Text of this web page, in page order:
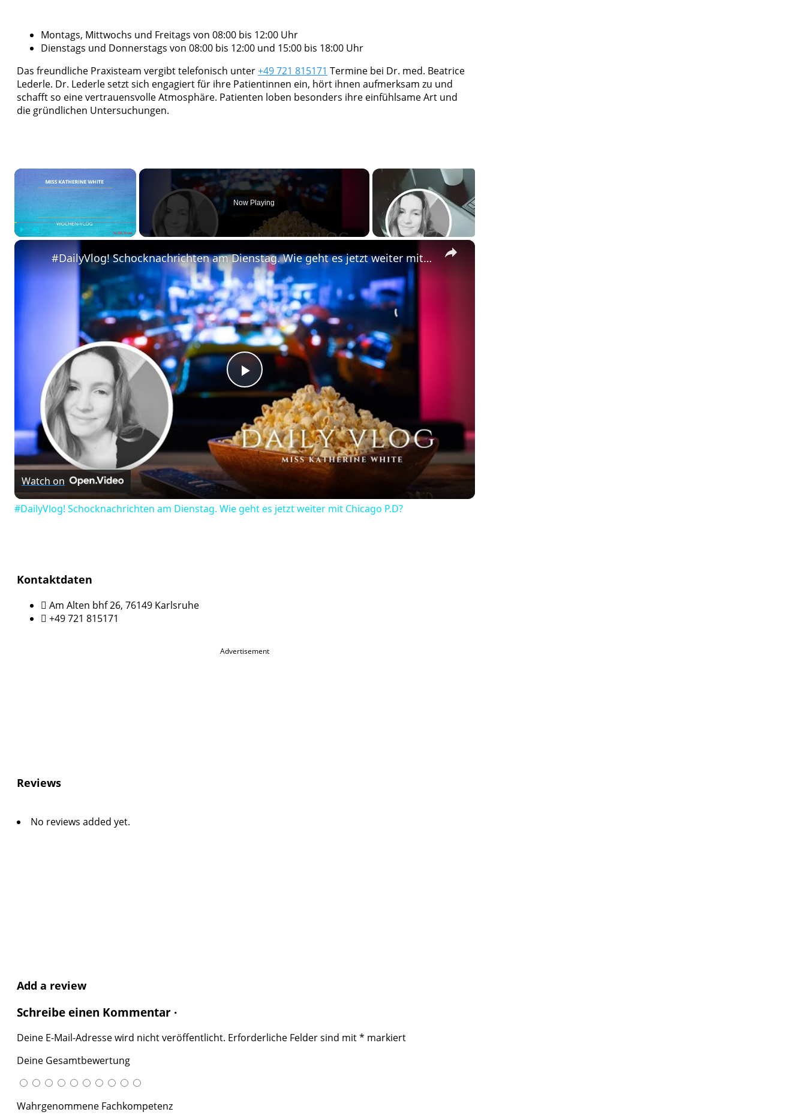
Montags, Mittwochs und Freitags von 08:00 bis 12:00 Uhr
Dienstags und Donnerstags von 08:00 bis 12:00 und 15:00 bis 18:00 Uhr
Das freundliche Praxisteam vergibt telefonisch unter+49 721 815171 Termine bei Dr. med. Beatrice
Lederle. Dr. Lederle setzt sich engagiert für ihre Patientinnen ein, hört ihnen aufmerksam zu und
schafft so eine vertrauensvolle Atmosphäre. Patienten loben besonders ihre einfühlsame Art und
die gründlichen Untersuchungen.
×
Now Playing
×
Play
Video
#DailyVlog! Schocknachrichten am Dienstag. Wie geht es jetzt weiter mit Chicago P.D?
Watch on
#DailyVlog! Schocknachrichten am Dienstag. Wie geht es jetzt weiter mit Chicago P.D?
Kontaktdaten
Am Alten bhf 26, 76149 Karlsruhe
+49 721 815171
Advertisement
Reviews
No reviews added yet.
Add a review
Schreibe einen Kommentar ·
Deine E-Mail-Adresse wird nicht veröffentlicht. Erforderliche Felder sind mit* markiert
Deine Gesamtbewertung
Wahrgenommene Fachkompetenz